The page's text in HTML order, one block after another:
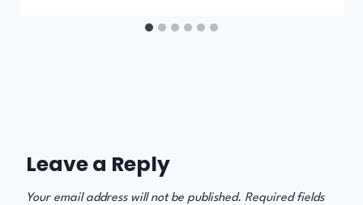
Leave a Reply
Your email address will not be published. Required fields